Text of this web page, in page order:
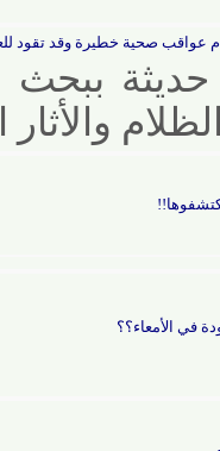
صحية خطيرة وقد تقود للعمي
ببحث
واﻷثار